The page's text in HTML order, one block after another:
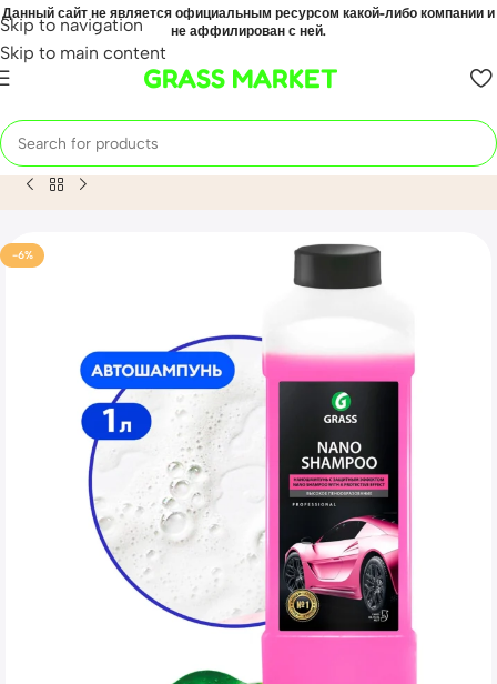
Skip to navigation
Skip to main content
Данный сайт не является официальным ресурсом какой-либо компании и
не аффилирован с ней.
GRASS MARKET
Home Mahsulot Автошампунь, наношампунь «Nano
-6%